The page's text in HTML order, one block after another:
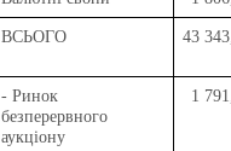
ВСЬОГО 43
- Ринок
безперервного
аукціону
1